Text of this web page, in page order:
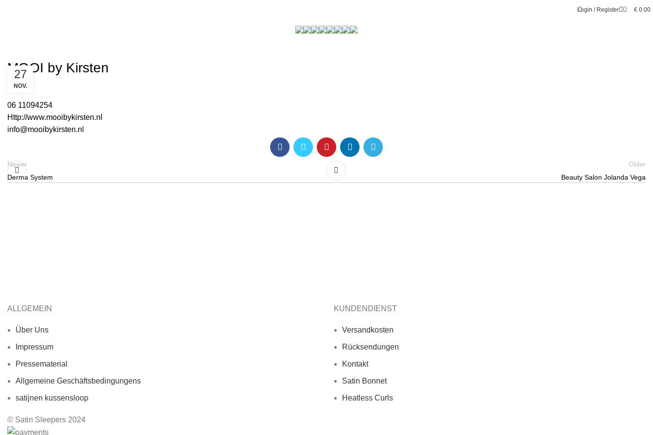
Login / Register 0 € 0.00
MOOI by Kirsten
27
NOV.
06 11094254
Http://www.mooibykirsten.nl
info@mooibykirsten.nl
Newer
Derma System
Older
Beauty Salon Jolanda Vega
ALLGEMEIN
Über Uns
Impressum
Pressematerial
Allgemeine Geschäftsbedingungens
satijnen kussensloop
KUNDENDIENST
Versandkosten
Rücksendungen
Kontakt
Satin Bonnet
Heatless Curls
© Satin Sleepers 2024